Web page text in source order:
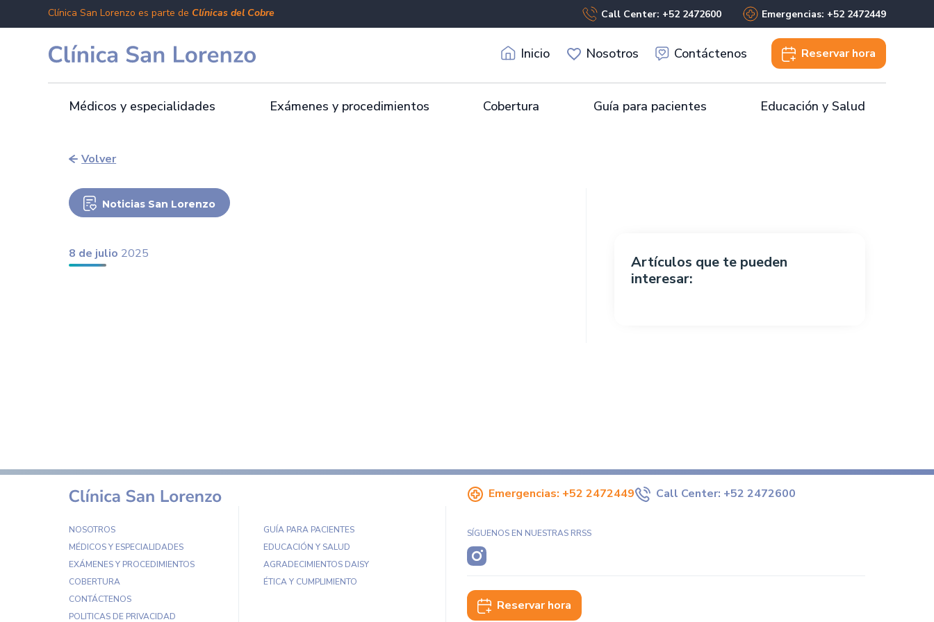
Clínica San Lorenzo es parte de Clínicas del Cobre Call Center: +52 2472600 Emergencias: +52 2472449
Inicio Nosotros Contáctenos Reservar hora
Médicos y especialidades Exámenes y procedimientos Cobertura Guía para pacientes Educación y Salud
Volver
Noticias San Lorenzo
8 de julio 2025
Artículos que te pueden
interesar:
NOSOTROS
MÉDICOS Y ESPECIALIDADES
EXÁMENES Y PROCEDIMIENTOS
COBERTURA
CONTÁCTENOS
POLITICAS DE PRIVACIDAD
GUÍA PARA PACIENTES
EDUCACIÓN Y SALUD
AGRADECIMIENTOS DAISY
ÉTICA Y CUMPLIMIENTO
Emergencias: +52 2472449 Call Center: +52 2472600
SÍGUENOS EN NUESTRAS RRSS
Reservar hora